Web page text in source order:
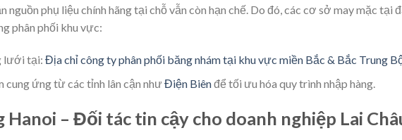
nguồn phụ liệu chính hãng tại chỗ vẫn còn hạn chế. Do đó, các cơ sở may mặc tại
phân phối khu vực:
lưới tại: Địa chỉ công ty phân phối băng nhám tại khu vực miền Bắc & Bắc Trung
cung ứng từ các tỉnh lân cận nhưĐiện Biênđể tối ưu hóa quy trình nhập hàng.
Hanoi – Đối tác tin cậy cho doanh nghiệp Lai